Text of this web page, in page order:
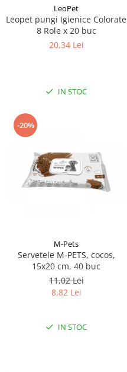
LeoPet
Leopet pungi Igienice Colorate
8 Role x 20 buc
20,34 Lei
IN STOC
-20%
M-Pets
Servetele M-PETS, cocos,
15x20 cm, 40 buc
11,02 Lei
8,82 Lei
IN STOC